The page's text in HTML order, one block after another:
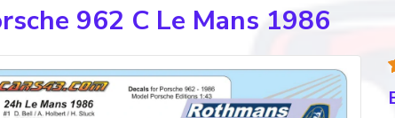
962 C Le Mans 1986